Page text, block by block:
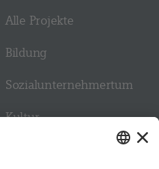
Alle Projekte
Bildung
Sozial­­unternehmer­tum
Kultur